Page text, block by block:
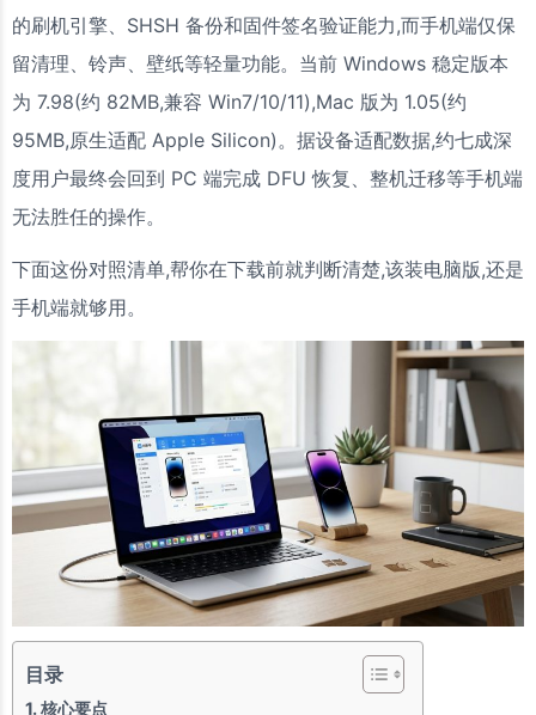
的刷机引擎、SHSH 备份和固件签名验证能力,而手机端仅保
留清理、铃声、壁纸等轻量功能。当前 Windows 稳定版本
为 7.98(约 82MB,兼容 Win7/10/11),Mac 版为 1.05(约
95MB,原生适配 Apple Silicon)。据设备适配数据,约七成深
度用户最终会回到 PC 端完成 DFU 恢复、整机迁移等手机端
无法胜任的操作。
下面这份对照清单,帮你在下载前就判断清楚,该装电脑版,还是
手机端就够用。
目录
核心要点